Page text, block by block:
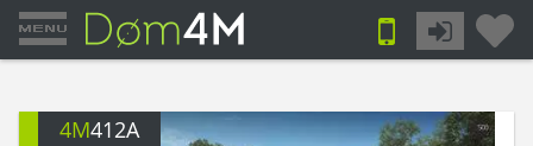
4M412A